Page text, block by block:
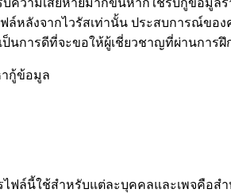
ความเสียหายมากขึ้นหากใช้รับกู้ข้อมู
หลังจากไวรัสเท่านั้น ประสบการณ์ข
นการดีที่จะขอให้ผู้เชี่ยวชาญที่ผ่านการฝึ
กู้ข้อมูล
ไฟล์นี้ใช้สำหรับแต่ละบุคคลและเพจคื